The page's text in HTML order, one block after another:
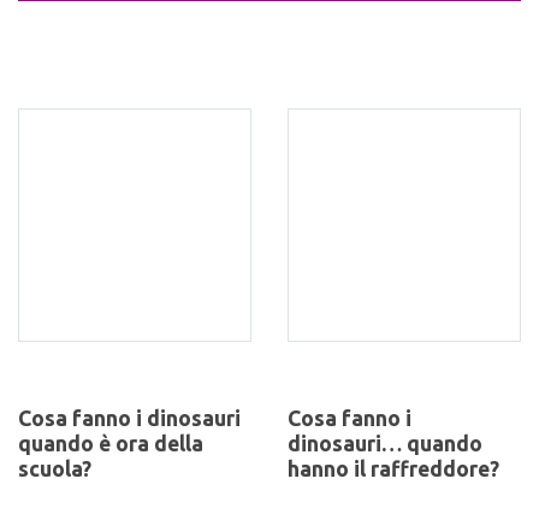
Cosa fanno i dinosauri
quando è ora della
scuola?
Cosa fanno i
dinosauri… quando
hanno il raffreddore?